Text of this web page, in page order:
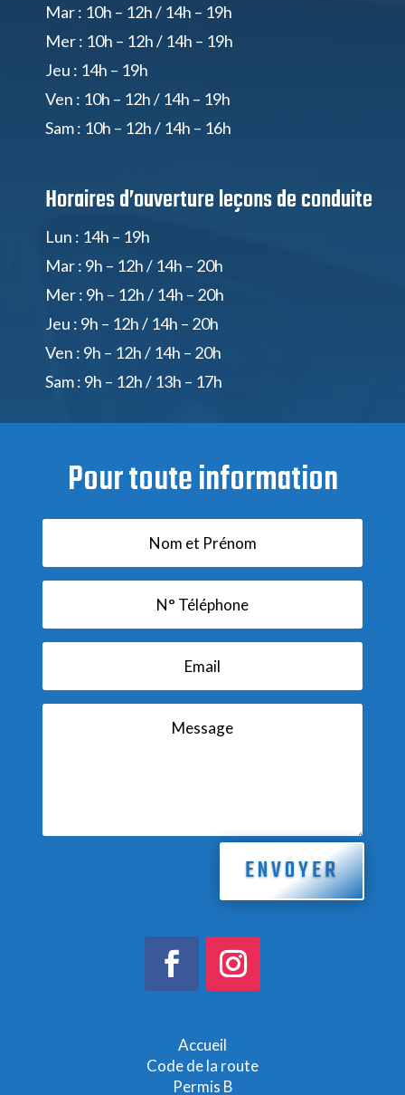
Mar : 10h – 12h / 14h – 19h
Mer : 10h – 12h / 14h – 19h
Jeu : 14h – 19h
Ven : 10h – 12h / 14h – 19h
Sam : 10h – 12h / 14h – 16h
Horaires d’ouvertureleçons de conduite
Lun : 14h – 19h
Mar : 9h – 12h / 14h – 20h
Mer : 9h – 12h / 14h – 20h
Jeu : 9h – 12h / 14h – 20h
Ven : 9h – 12h / 14h – 20h
Sam : 9h – 12h / 13h – 17h
Pour toute information
ENVOYER
Accueil
Code de la route
Permis B